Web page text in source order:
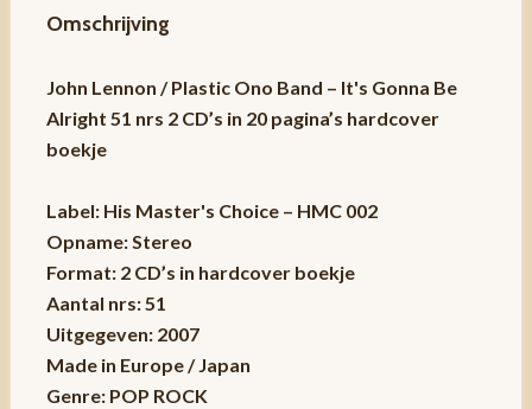
Omschrijving
John Lennon / Plastic Ono Band – It's Gonna Be
Alright 51 nrs 2 CD’s in 20 pagina’s hardcover
boekje
Label: His Master's Choice – HMC 002
Opname: Stereo
Format: 2 CD’s in hardcover boekje
Aantal nrs: 51
Uitgegeven: 2007
Made in Europe / Japan
Genre: POP ROCK